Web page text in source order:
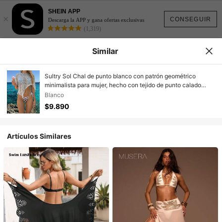
CONSEGUIR
×
SHEIN APP
Descarga la APP y gana ofertas exclusivas
(1,319)
Similar
Sultry Sol Chal de punto blanco con patrón geométrico
minimalista para mujer, hecho con tejido de punto calado
transpirable, ligero y aireado
Blanco
$9.890
Artículos Similares